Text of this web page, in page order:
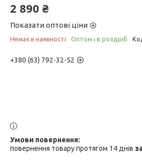
2 890 ₴
Показати оптові ціни
Немає в наявності Оптом і в роздріб
+380 (63) 792-32-52
повернення товару протягом 14 днів